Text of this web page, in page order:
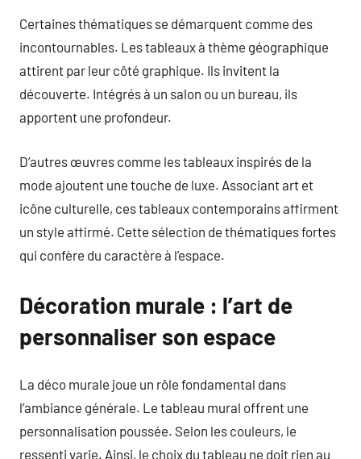
Certaines thématiques se démarquent comme des
incontournables. Les tableaux à thème géographique
attirent par leur côté graphique. Ils invitent la
découverte. Intégrés à un salon ou un bureau, ils
apportent une profondeur.
D’autres œuvres comme les tableaux inspirés de la
mode ajoutent une touche de luxe. Associant art et
icône culturelle, ces tableaux contemporains affirment
un style affirmé. Cette sélection de thématiques fortes
qui confère du caractère à l’espace.
Décoration murale : l’art de
personnaliser son espace
La déco murale joue un rôle fondamental dans
l’ambiance générale. Le tableau mural offrent une
personnalisation poussée. Selon les couleurs, le
ressenti varie. Ainsi, le choix du tableau ne doit rien au